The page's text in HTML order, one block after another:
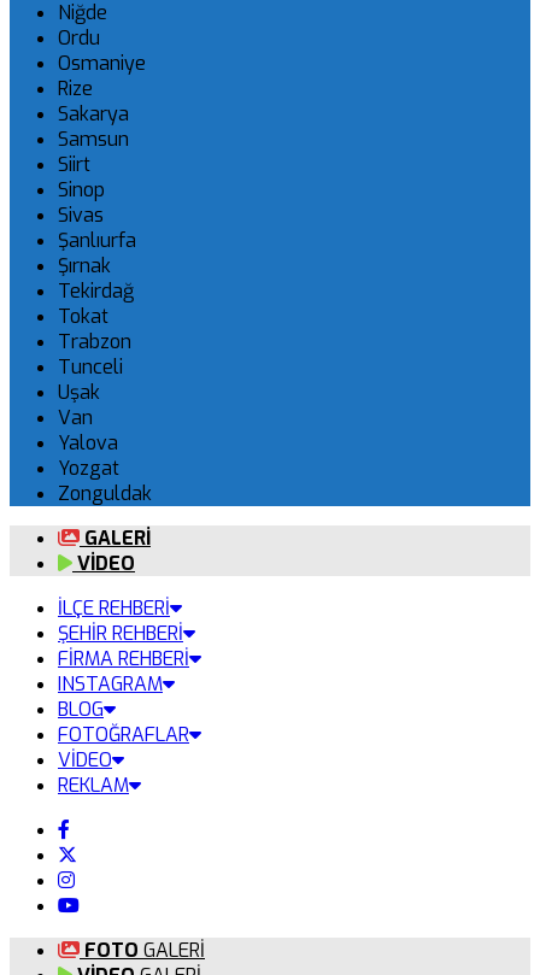
Niğde
Ordu
Osmaniye
Rize
Sakarya
Samsun
Siirt
Sinop
Sivas
Şanlıurfa
Şırnak
Tekirdağ
Tokat
Trabzon
Tunceli
Uşak
Van
Yalova
Yozgat
Zonguldak
GALERİ
VİDEO
İLÇE REHBERİ
ŞEHİR REHBERİ
FİRMA REHBERİ
INSTAGRAM
BLOG
FOTOĞRAFLAR
VİDEO
REKLAM
FOTO GALERİ